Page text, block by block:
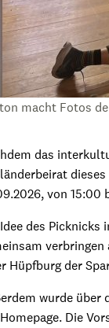
macht Fotos
das
von 15:00
des
Hüpfburg der
wurde über
Die